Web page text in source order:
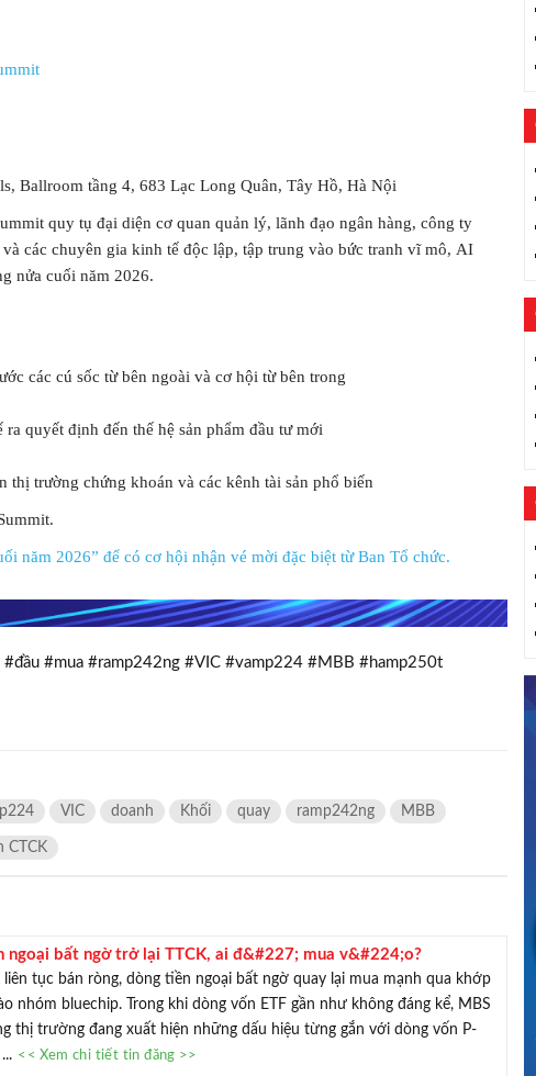
TƯ VẤN MIỄN
Với hơn 1000 căn nhà và 50 sales
chúng tôi sẽ giúp bạn tìm
Ballroom tầng 4, 683 Lạc Long Quân, Tây Hồ, Hà Nội
quy tụ đại diện cơ quan quản lý, lãnh đạo ngân hàng, công ty
các chuyên gia kinh tế độc lập, tập trung vào bức tranh vĩ mô, AI
nửa cuối năm 2026.
các cú sốc từ bên ngoài và cơ hội từ bên trong
quyết định đến thế hệ sản phẩm đầu tư mới
thị trường chứng khoán và các kênh tài sản phổ biến
Summit.
năm 2026” để có cơ hội nhận vé mời đặc biệt từ Ban Tổ chức.
#mua #ramp242ng #VIC #vamp224 #MBB #hamp250t
VIC doanh Khối quay ramp242ng MBB
CTCK
ngoại bất ngờ trở lại TTCK, ai đ&#227; mua v&#224;o?
liên tục bán ròng, dòng tiền ngoại bất ngờ quay lại mua mạnh qua khớp
nhóm bluechip. Trong khi dòng vốn ETF gần như không đáng kể, MBS
thị trường đang xuất hiện những dấu hiệu từng gắn với dòng vốn P-
<< Xem chi tiết tin đăng >>